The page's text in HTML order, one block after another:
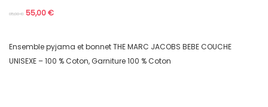
85,00€ 55,00€
Ensemble pyjama et bonnet THE MARC JACOBS BEBE COUCHE
UNISEXE – 100 % Coton, Garniture 100 % Coton